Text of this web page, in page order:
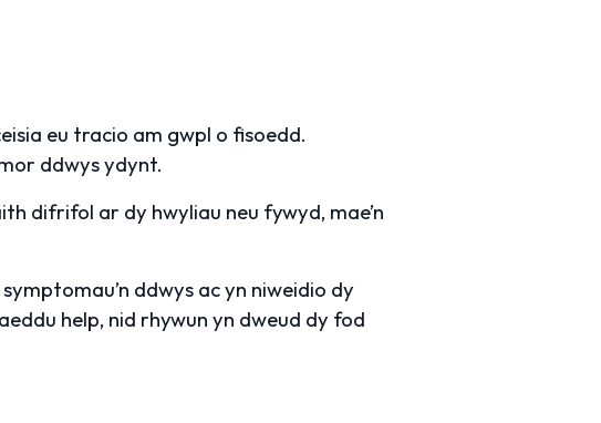
eu tracio am gwpl o fisoedd.
ddwys ydynt.
difrifol ar dy hwyliau neu fywyd, mae’n
ddwys ac yn niweidio dy
help, nid rhywun yn dweud dy fod